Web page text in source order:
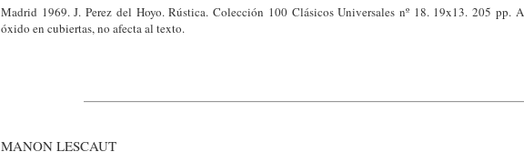
Madrid 1969. J. Perez del Hoyo. Rústica. Colección 100 Clásicos Universales nº 18. 19x13. 205 pp.
óxido en cubiertas, no afecta al texto.
MANON LESCAUT